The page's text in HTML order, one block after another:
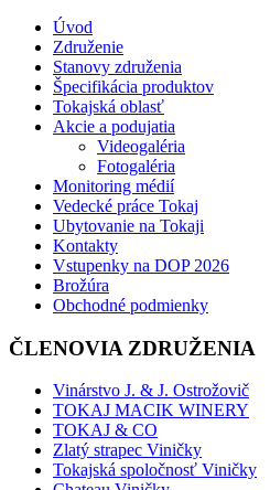
Úvod
Združenie
Stanovy združenia
Špecifikácia produktov
Tokajská oblasť
Akcie a podujatia
Videogaléria
Fotogaléria
Monitoring médií
Vedecké práce Tokaj
Ubytovanie na Tokaji
Kontakty
Vstupenky na DOP 2026
Brožúra
Obchodné podmienky
ČLENOVIA ZDRUŽENIA
Vinárstvo J. & J. Ostrožovič
TOKAJ MACIK WINERY
TOKAJ & CO
Zlatý strapec Viničky
Tokajská spoločnosť Viničky